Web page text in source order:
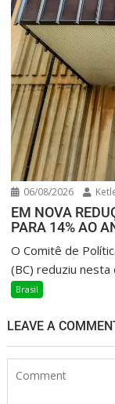
06/08/2026
EM NOVA
PARA 14% AO
O Comitê de
(BC) reduziu
Brasil
LEAVE A